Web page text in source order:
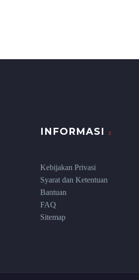
INFORMASI
Kebijakan Privasi
Syarat dan Ketentuan
Bantuan
FAQ
Sitemap